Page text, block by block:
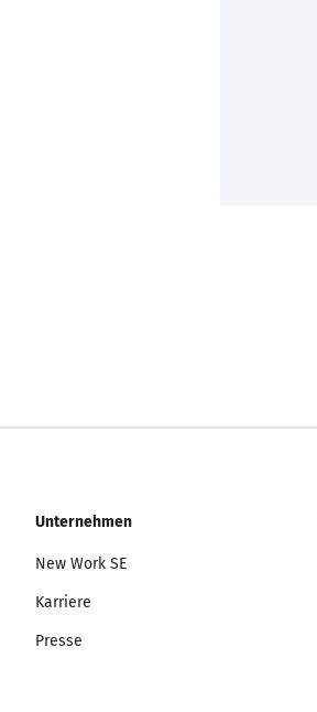
Unternehmen
New Work SE
Karriere
Presse